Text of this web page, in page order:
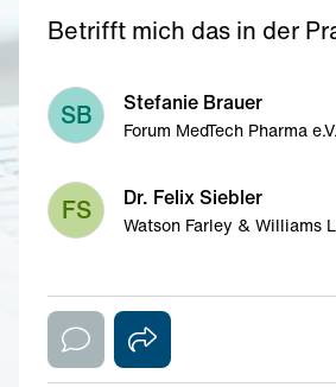
Betrifft mich das in der
SB Stefanie Brauer
Forum MedTech Pharma e.V.
FS Dr. Felix Siebler
Watson Farley & Williams